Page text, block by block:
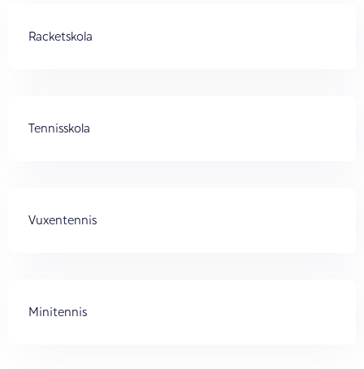
Racketskola
Tennisskola
Vuxentennis
Minitennis